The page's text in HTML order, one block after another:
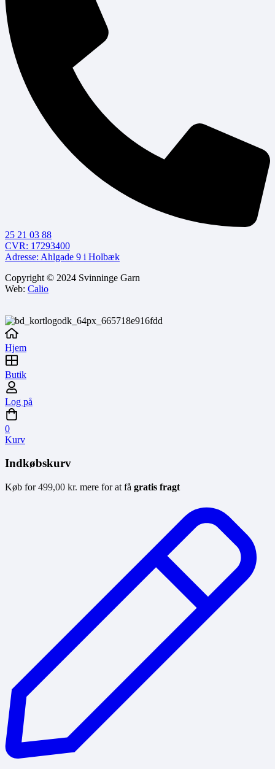
25 21 03 88
CVR: 17293400
Adresse: Ahlgade 9 i Holbæk
Copyright © 2024 Svinninge Garn
Web: Calio
Hjem
Butik
Log på
0
Kurv
Indkøbskurv
Køb for499,00 kr. mere for at få gratis fragt